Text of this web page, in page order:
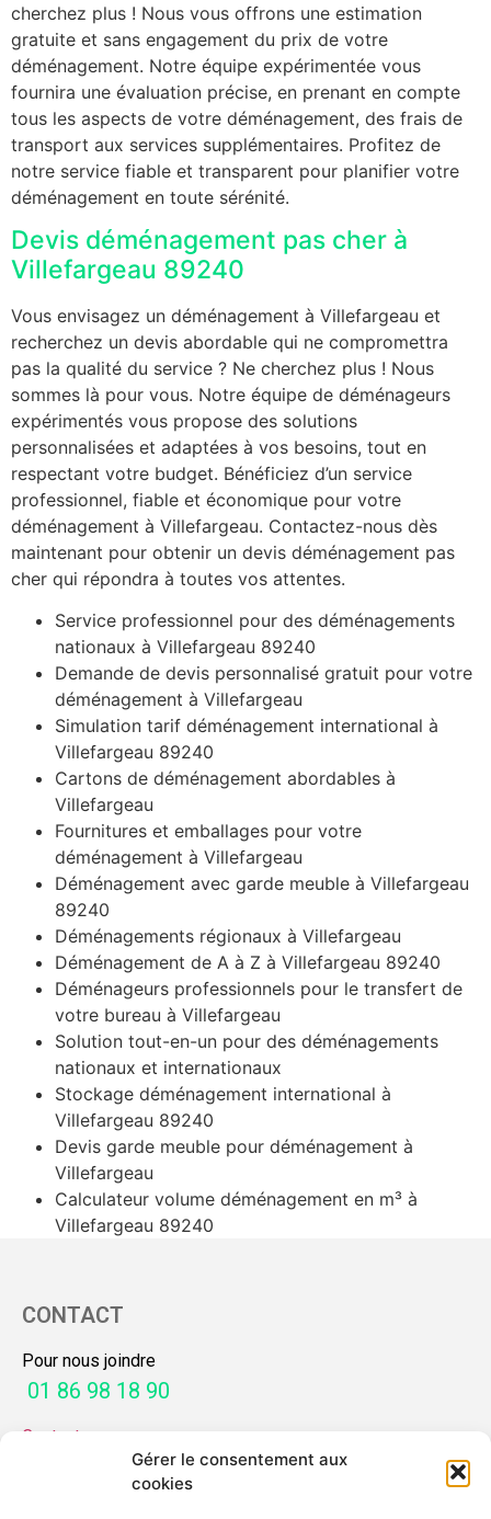
Gérer le consentement aux
cookies
cherchez plus ! Nous vous offrons une estimation
gratuite et sans engagement du prix de votre
déménagement. Notre équipe expérimentée vous
fournira une évaluation précise, en prenant en compte
tous les aspects de votre déménagement, des frais de
transport aux services supplémentaires. Profitez de
notre service fiable et transparent pour planifier votre
déménagement en toute sérénité.
Devis déménagement pas cher à
Villefargeau 89240
Vous envisagez un déménagement à Villefargeau et
recherchez un devis abordable qui ne compromettra
pas la qualité du service ? Ne cherchez plus ! Nous
sommes là pour vous. Notre équipe de déménageurs
expérimentés vous propose des solutions
personnalisées et adaptées à vos besoins, tout en
respectant votre budget. Bénéficiez d’un service
professionnel, fiable et économique pour votre
déménagement à Villefargeau. Contactez-nous dès
maintenant pour obtenir un devis déménagement pas
cher qui répondra à toutes vos attentes.
Service professionnel pour des déménagements
nationaux à Villefargeau 89240
Demande de devis personnalisé gratuit pour votre
déménagement à Villefargeau
Simulation tarif déménagement international à
Villefargeau 89240
Cartons de déménagement abordables à
Villefargeau
Fournitures et emballages pour votre
déménagement à Villefargeau
Déménagement avec garde meuble à Villefargeau
89240
Déménagements régionaux à Villefargeau
Déménagement de A à Z à Villefargeau 89240
Déménageurs professionnels pour le transfert de
votre bureau à Villefargeau
Solution tout-en-un pour des déménagements
nationaux et internationaux
Stockage déménagement international à
Villefargeau 89240
Devis garde meuble pour déménagement à
Villefargeau
Calculateur volume déménagement en m³ à
Villefargeau 89240
CONTACT
Pour nous joindre
01 86 98 18 90
Contactez-nous